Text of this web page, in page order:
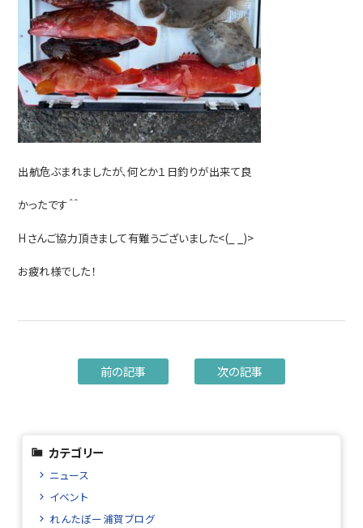
出航危ぶまれましたが、何とか１日釣りが出来て良
かったです＾＾
Hさんご協力頂きまして有難うございました<(_ _)>
お疲れ様でした！
前の記事 次の記事
カテゴリー
ニュース
イベント
れんたぼー浦賀ブログ